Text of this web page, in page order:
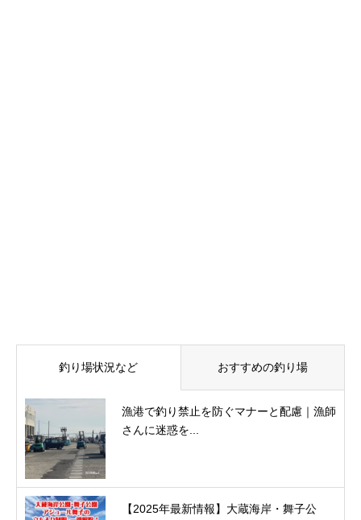
釣り場状況など おすすめの釣り場
漁港で釣り禁止を防ぐマナーと配慮｜漁師
さんに迷惑を...
【2025年最新情報】大蔵海岸・舞子公